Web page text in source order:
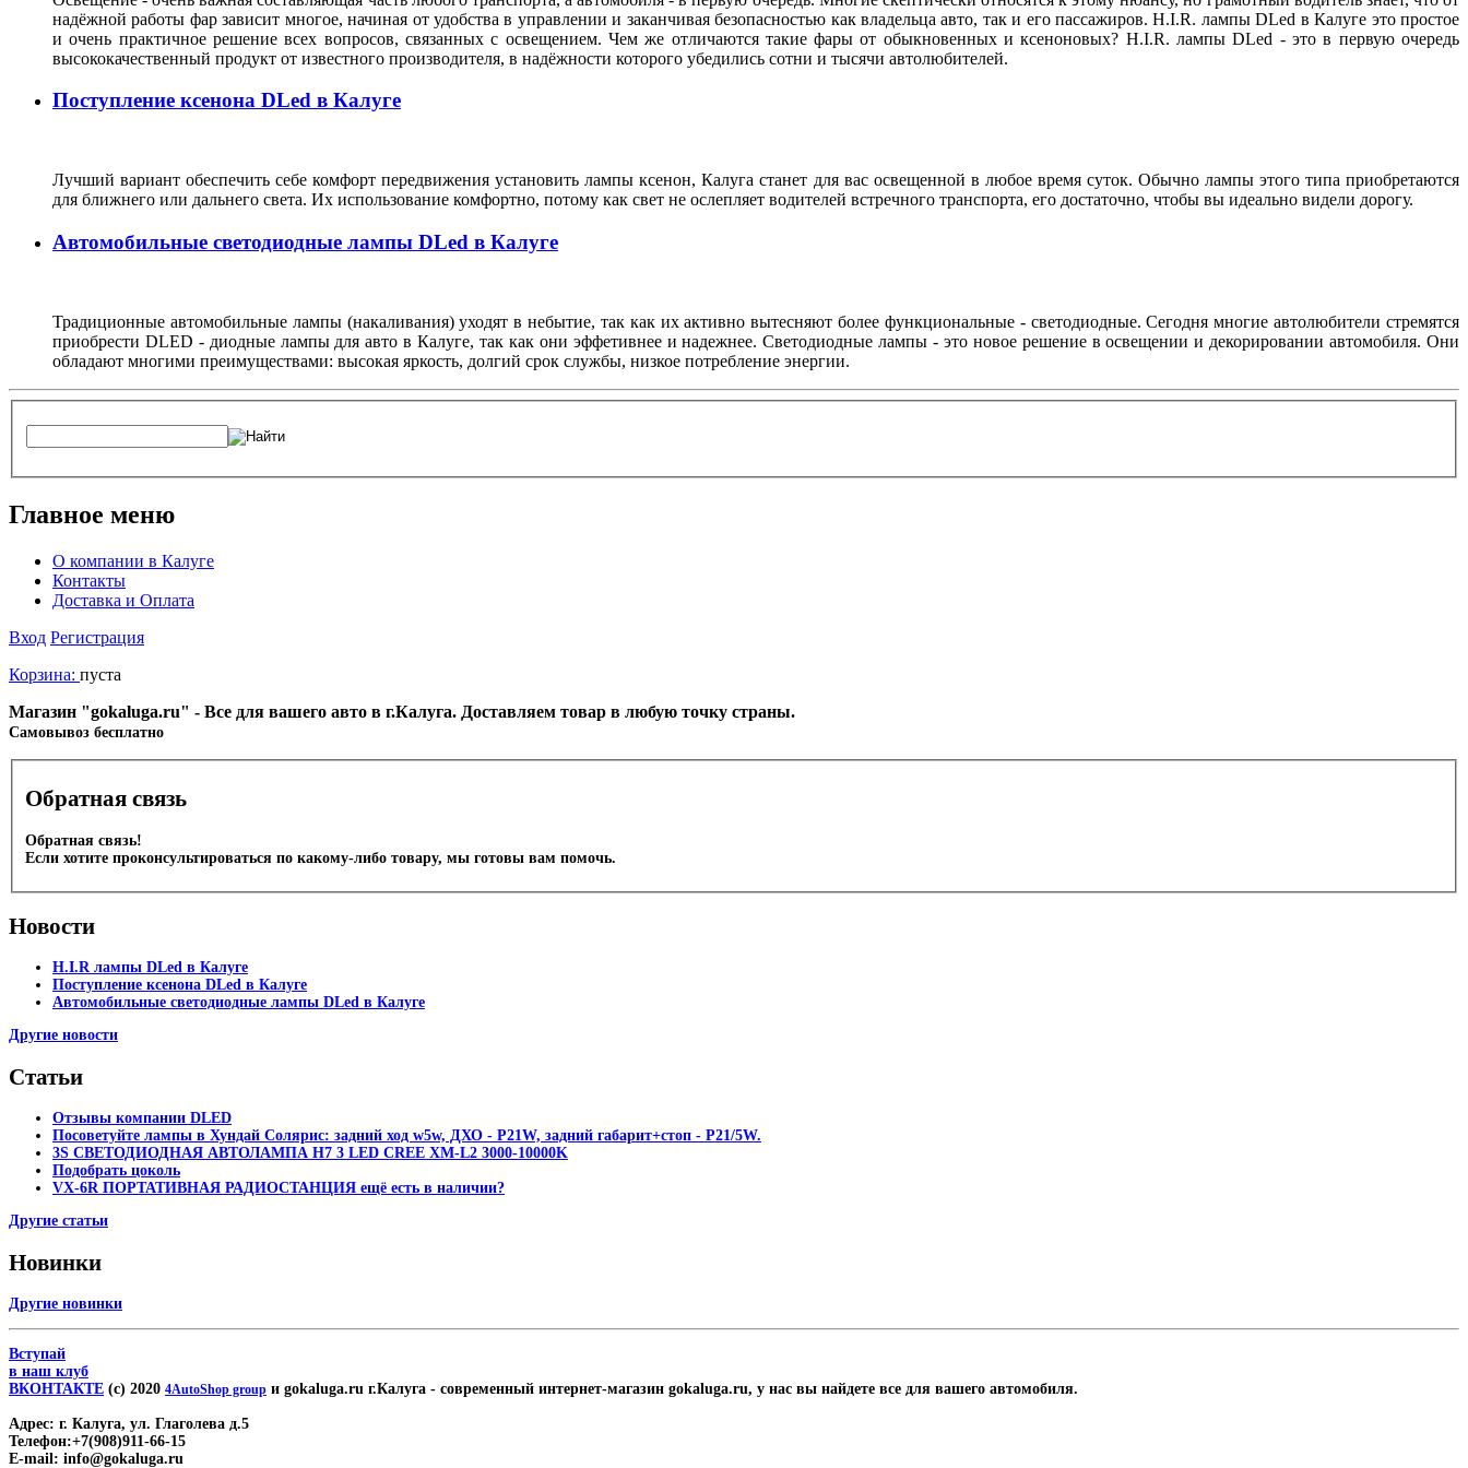
надёжной работы фар зависит многое, начиная от удобства в управлении и заканчивая безопасностью как владельца авто, так и его пассажиров. H.I.R. лампы DLed в Калуге это простое
и очень практичное решение всех вопросов, связанных с освещением. Чем же отличаются такие фары от обыкновенных и ксеноновых? H.I.R. лампы DLed - это в первую очередь
высококачественный продукт от известного производителя, в надёжности которого убедились сотни и тысячи автолюбителей.
Поступление ксенона DLed в Калуге
Лучший вариант обеспечить себе комфорт передвижения установить лампы ксенон, Калуга станет для вас освещенной в любое время суток. Обычно лампы этого типа приобретаются
для ближнего или дальнего света. Их использование комфортно, потому как свет не ослепляет водителей встречного транспорта, его достаточно, чтобы вы идеально видели дорогу.
Автомобильные светодиодные лампы DLed в Калуге
Традиционные автомобильные лампы (накаливания) уходят в небытие, так как их активно вытесняют более функциональные - светодиодные. Сегодня многие автолюбители стремятся
приобрести DLED - диодные лампы для авто в Калуге, так как они эффетивнее и надежнее. Светодиодные лампы - это новое решение в освещении и декорировании автомобиля. Они
обладают многими преимуществами: высокая яркость, долгий срок службы, низкое потребление энергии.
Главное меню
О компании в Калуге
Контакты
Доставка и Оплата
Вход Регистрация
Корзина: пуста
Магазин "gokaluga.ru" - Все для вашего авто в г.Калуга. Доставляем товар в любую точку страны.
Cамовывоз бесплатно
Обратная связь
Обратная связь!
Если хотите проконсультироваться по какому-либо товару, мы готовы вам помочь.
Новости
H.I.R лампы DLed в Калуге
Поступление ксенона DLed в Калуге
Автомобильные светодиодные лампы DLed в Калуге
Другие новости
Статьи
Отзывы компании DLED
Посоветуйте лампы в Хундай Солярис: задний ход w5w, ДХО - P21W, задний габарит+стоп - P21/5W.
3S СВЕТОДИОДНАЯ АВТОЛАМПА H7 3 LED CREE XM-L2 3000-10000K
Подобрать цоколь
VX-6R ПОРТАТИВНАЯ РАДИОСТАНЦИЯ ещё есть в наличии?
Другие статьи
Новинки
Другие новинки
Вступай
в наш клуб
ВКОНТАКТЕ (c) 2020 4AutoShop group и gokaluga.ru г.Калуга - современный интернет-магазин gokaluga.ru, у нас вы найдете все для вашего автомобиля.
Адрес: г. Калуга, ул. Глаголева д.5
Телефон:+7(908)911-66-15
E-mail: info@gokaluga.ru